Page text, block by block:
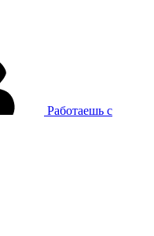
Работаешь с